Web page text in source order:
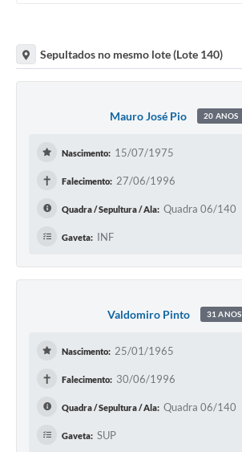
Sepultados no mesmo lote (Lote 140)
Mauro José Pio 20 ANOS
Nascimento: 15/07/1975
✝ Falecimento: 27/06/1996
Quadra / Sepultura / Ala: Quadra 06/140
Gaveta: INF
Valdomiro Pinto 31 ANOS
Nascimento: 25/01/1965
✝ Falecimento: 30/06/1996
Quadra / Sepultura / Ala: Quadra 06/140
Gaveta: SUP